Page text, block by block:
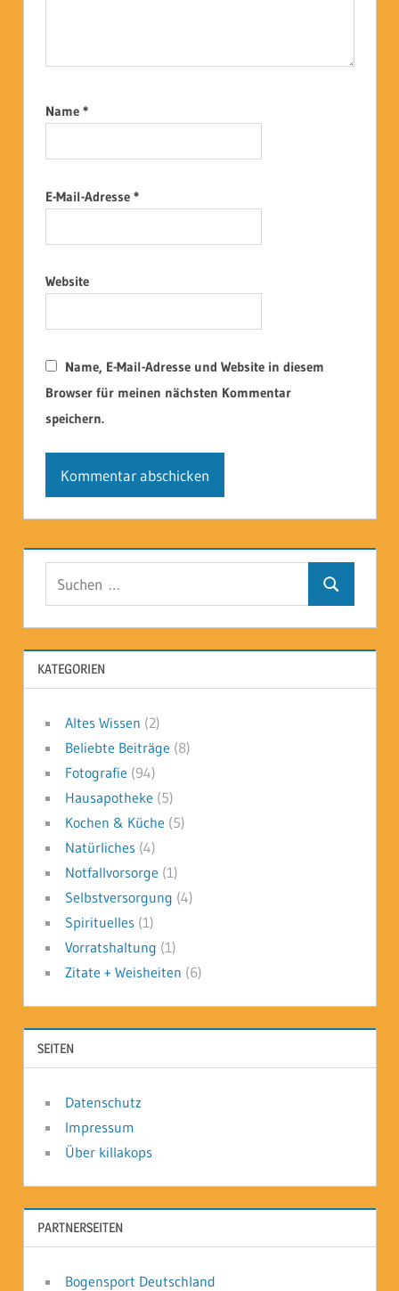
Name *
E-Mail-Adresse *
Website
Name, E-Mail-Adresse und Website in diesem
Browser für meinen nächsten Kommentar
speichern.
Suchen
KATEGORIEN
Altes Wissen (2)
Beliebte Beiträge (8)
Fotografie (94)
Hausapotheke (5)
Kochen & Küche (5)
Natürliches(4)
Notfallvorsorge (1)
Selbstversorgung (4)
Spirituelles(1)
Vorratshaltung (1)
Zitate + Weisheiten (6)
SEITEN
Datenschutz
Impressum
Über killakops
PARTNERSEITEN
Bogensport Deutschland